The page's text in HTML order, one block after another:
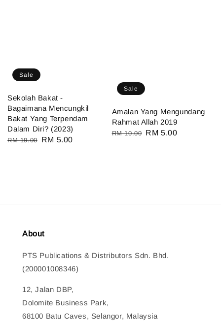
Sale
Sekolah Bakat -
Bagaimana Mencungkil
Bakat Yang Terpendam
Dalam Diri? (2023)
Regular
RM 19.00
Sale
RM 5.00
Sale
Amalan Yang Mengundang
Rahmat Allah 2019
Regular
RM 10.00 Sale
RM 5.00
About
PTS Publications & Distributors Sdn. Bhd.
(200001008346)
12, Jalan DBP,
Dolomite Business Park,
68100 Batu Caves, Selangor, Malaysia